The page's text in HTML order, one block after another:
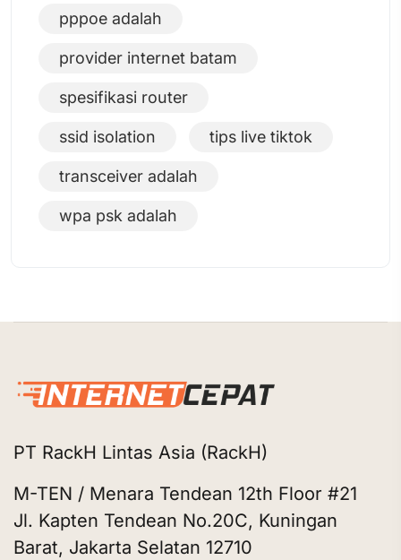
pppoe adalah
provider internet batam
spesifikasi router
ssid isolation tips live tiktok
transceiver adalah
wpa psk adalah
PT RackH Lintas Asia (RackH)
M-TEN / Menara Tendean 12th Floor #21
Jl. Kapten Tendean No.20C, Kuningan
Barat, Jakarta Selatan 12710